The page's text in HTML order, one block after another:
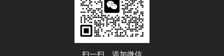
扫一扫，添加微信